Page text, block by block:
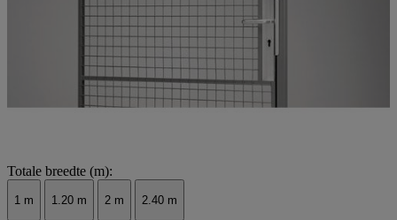
Totale breedte (m):
1 m 1.20 m 2 m 2.40 m